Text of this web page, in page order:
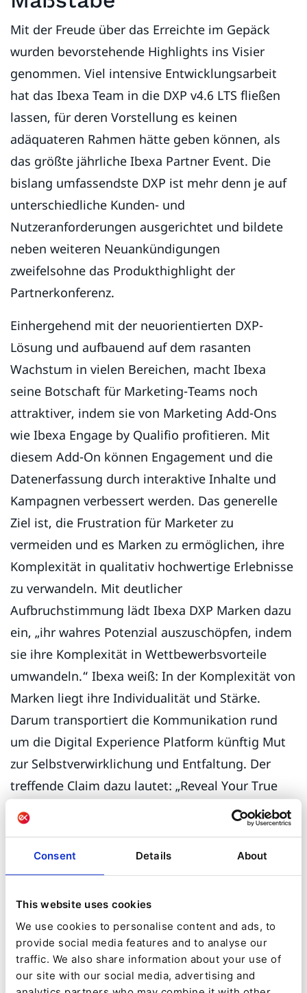
Consent Details About
This website uses cookies
We use cookies to personalise content and ads, to
provide social media features and to analyse our
traffic. We also share information about your use of
our site with our social media, advertising and
Mit der Freude über das Erreichte im Gepäck
wurden bevorstehende Highlights ins Visier
genommen. Viel intensive Entwicklungsarbeit
hat das Ibexa Team in die DXP v4.6 LTS fließen
lassen, für deren Vorstellung es keinen
adäquateren Rahmen hätte geben können, als
das größte jährliche Ibexa Partner Event. Die
bislang umfassendste DXP ist mehr denn je auf
unterschiedliche Kunden- und
Nutzeranforderungen ausgerichtet und bildete
neben weiteren Neuankündigungen
zweifelsohne das Produkthighlight der
Partnerkonferenz.
Einhergehend mit der neuorientierten DXP-
Lösung und aufbauend auf dem rasanten
Wachstum in vielen Bereichen, macht Ibexa
seine Botschaft für Marketing-Teams noch
attraktiver, indem sie von Marketing Add-Ons
wie Ibexa Engage by Qualifio profitieren. Mit
diesem Add-On können Engagement und die
Datenerfassung durch interaktive Inhalte und
Kampagnen verbessert werden. Das generelle
Ziel ist, die Frustration für Marketer zu
vermeiden und es Marken zu ermöglichen, ihre
Komplexität in qualitativ hochwertige Erlebnisse
zu verwandeln. Mit deutlicher
Aufbruchstimmung lädt Ibexa DXP Marken dazu
ein, „ihr wahres Potenzial auszuschöpfen, indem
sie ihre Komplexität in Wettbewerbsvorteile
umwandeln.“ Ibexa weiß: In der Komplexität von
Marken liegt ihre Individualität und Stärke.
Darum transportiert die Kommunikation rund
um die Digital Experience Platform künftig Mut
zur Selbstverwirklichung und Entfaltung. Der
treffende Claim dazu lautet: „Reveal Your True
Das Ibexa Potenzial in der
QNTM Group
Erreichte Meilensteine und große Schritte
vorwärts: Das alles ermöglicht nicht zuletzt die
Partnerschaft von Ibexa und QNTM. Durch die
Zugehörigkeit zur etablierten skandinavischen
Gesellschaft ist eine feste Win-Win-Situation